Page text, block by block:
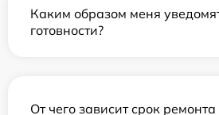
Каким образом меня
готовности?
От чего зависит срок